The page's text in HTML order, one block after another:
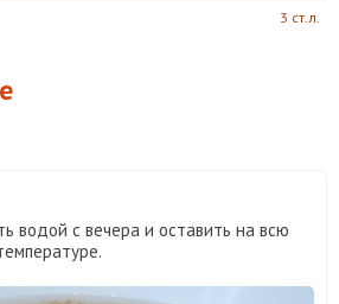
3 ст.л.
водой с вечера и оставить на всю